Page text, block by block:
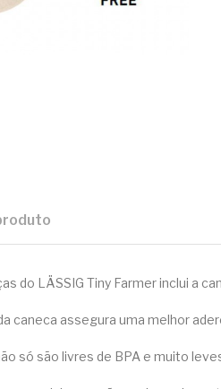
do LÄSSIG Tiny Farmer inclui a
caneca assegura uma melhor
só são livres de BPA e muito